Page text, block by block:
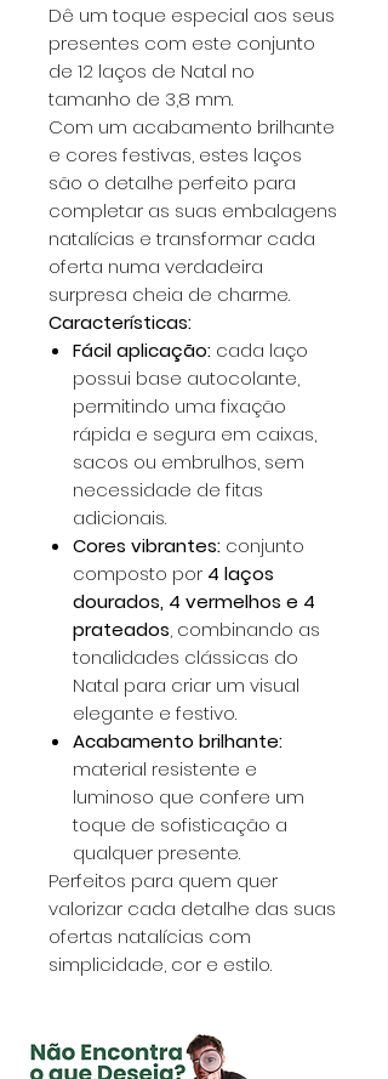
Dê um toque especial aos seus
presentes com este conjunto
de 12 laços de Natal no
tamanho de 3,8 mm.
Com um acabamento brilhante
e cores festivas, estes laços
são o detalhe perfeito para
completar as suas embalagens
natalícias e transformar cada
oferta numa verdadeira
surpresa cheia de charme.
Características:
Fácil aplicação: cada laço
possui base autocolante,
permitindo uma fixação
rápida e segura em caixas,
sacos ou embrulhos, sem
necessidade de fitas
adicionais.
Cores vibrantes: conjunto
composto por 4 laços
dourados, 4 vermelhos e 4
prateados, combinando as
tonalidades clássicas do
Natal para criar um visual
elegante e festivo.
Acabamento brilhante:
material resistente e
luminoso que confere um
toque de sofisticação a
qualquer presente.
Perfeitos para quem quer
valorizar cada detalhe das suas
ofertas natalícias com
simplicidade, cor e estilo.